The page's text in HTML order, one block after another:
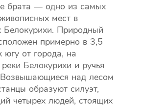
брата — одно из самых
мест в
Белокурихи. Природный
примерно в 3,5
югу от города, на
Белокурихи и ручья
над лесом
образуют силуэт,
четырех людей, стоящих